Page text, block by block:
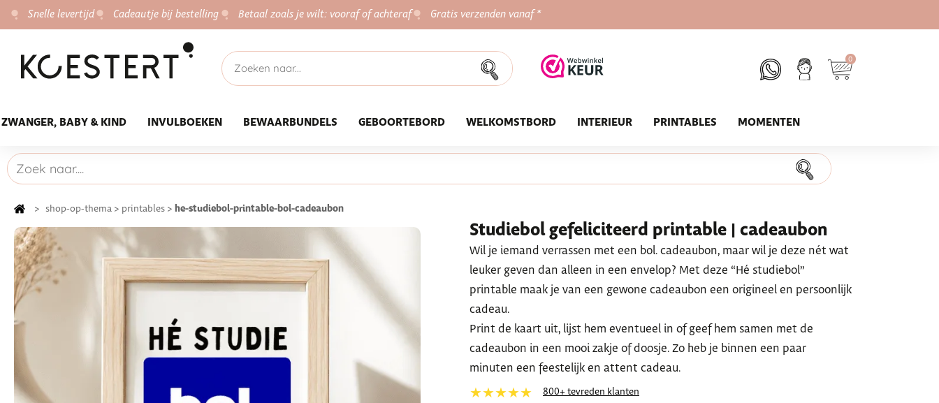
Snelle levertijd Cadeautje bij bestelling Betaal zoals je wilt: vooraf of achteraf Gratis verzenden vanaf *
0
ZWANGER, BABY & KIND INVULBOEKEN BEWAARBUNDELS GEBOORTEBORD WELKOMSTBORD INTERIEUR PRINTABLES MOMENTEN
> shop-op-thema > printables > he-studiebol-printable-bol-cadeaubon
Studiebol gefeliciteerd printable | cadeaubon
Wil je iemand verrassen met een bol. cadeaubon, maar wil je deze nét wat
leuker geven dan alleen in een envelop? Met deze “Hé studiebol”
printable maak je van een gewone cadeaubon een origineel en persoonlijk
cadeau.
Print de kaart uit, lijst hem eventueel in of geef hem samen met de
cadeaubon in een mooi zakje of doosje. Zo heb je binnen een paar
minuten een feestelijk en attent cadeau.
★★★★★ 800+ tevreden klanten